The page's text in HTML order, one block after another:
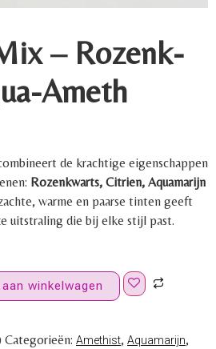
– Rozenk-
Ameth
de krachtige eigenschappen
Rozenkwarts, Citrien, Aquamarijn
warme en paarse tinten geeft
uitstraling die bij elke stijl past.
winkelwagen
Categorieën: Amethist, Aquamarijn,